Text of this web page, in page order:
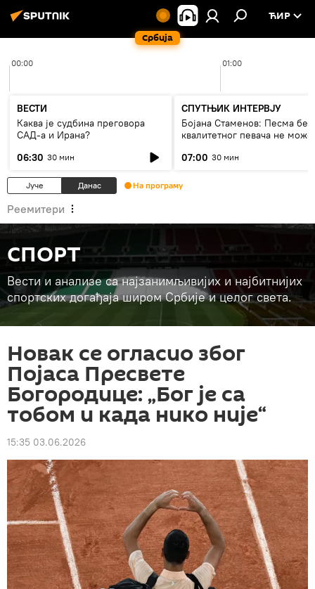
Србија
ЋИР
00:00 01:00
ВЕСТИ
Каква је судбина преговора
САД-а и Ирана?
06:30 30 мин
СПУТЊИК ИНТЕРВЈУ
Бојана Стаменов: Песма без
квалитетног певача не може
07:00 30 мин
Јуче Данас На програму
Реемитери
СПОРТ
Вести и анализе са најзанимљивијих и најбитнијих
спортских догађаја широм Србије и целог света.
Новак се огласио због
Појаса Пресвете
Богородице: „Бог је са
тобом и када нико није“
15:35 03.06.2026